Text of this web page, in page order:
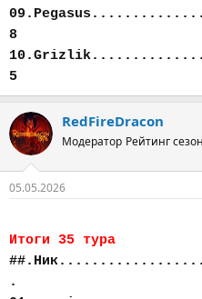
8
5
RedFireDracon
Модератор Рейтинг
05.05.2026
Итоги 35 тура
.